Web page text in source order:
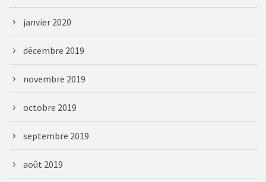
janvier 2020
décembre 2019
novembre 2019
octobre 2019
septembre 2019
août 2019